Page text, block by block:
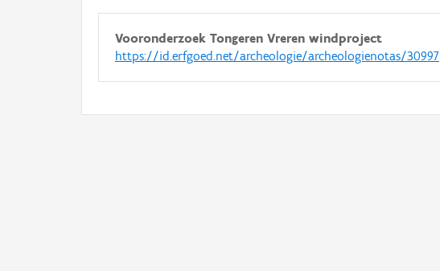
Vooronderzoek Tongeren Vreren windproject
https://id.erfgoed.net/archeologie/archeologienotas/30997